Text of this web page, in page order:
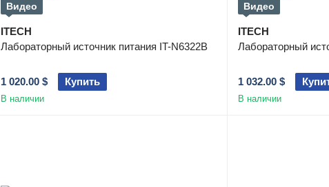
Видео
ITECH
Лабораторный источник питания IT-N6322B
1 020.00 $ Купить
В наличии
Видео
ITECH
Лабораторный
1 032.00 $
В наличии